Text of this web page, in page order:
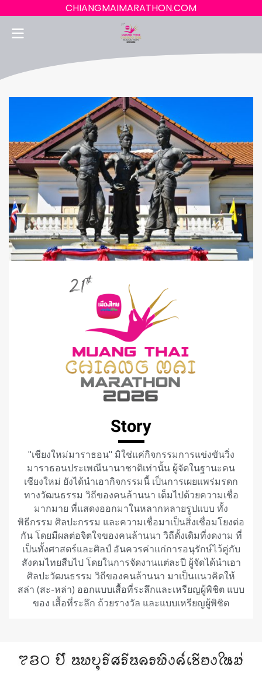
CHIANGMAIMARATHON.COM
Story
"เชียงใหม่มาราธอน" มิใช่แค่กิจกรรมการแข่งขันวิ่ง
มาราธอนประเพณีนานาชาติเท่านั้น ผู้จัดในฐานะคน
เชียงใหม่ ยังได้นำเอากิจกรรมนี้ เป็นการเผยแพร่มรดก
ทางวัฒนธรรม วิถีของคนล้านนา เต็มไปด้วยความเชื่อ
มากมาย ที่แสดงออกมาในหลากหลายรูปแบบ ทั้ง
พิธีกรรม ศิลปะกรรม และความเชื่อมาเป็นสิ่งเชื่อมโยงต่อ
กัน โดยมีผลต่อจิตใจของคนล้านนา วิถีดั้งเดิมที่งดงาม ที่
เป็นทั้งศาสตร์และศิลป์ อันควรค่าแก่การอนุรักษ์ไว้คู่กับ
สังคมไทยสืบไป โดยในการจัดงานแต่ละปี ผู้จัดได้นำเอา
ศิลปะวัฒนธรรม วิถีของคนล้านนา มาเป็นแนวคิดให้
สล่า (สะ-หล่า) ออกแบบเสื้อที่ระลึกและเหรียญผู้พิชิต แบบ
ของ เสื้อที่ระลึก ถ้วยรางวัล และแบบเหรียญผู้พิชิต